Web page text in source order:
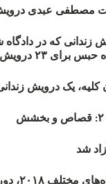
مصطفی عبدی
۲۳ درویش زندانی که در
یک درویش
شد